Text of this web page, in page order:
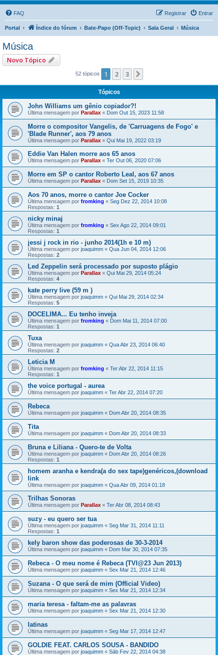
FAQ Entrar
Registrar
Portal Índice do fórum Bate-Papo (Off-Topic) Sala Geral Música
Música
Novo Tópico
52 tópicos 1 2 3
Tópicos
John Williams um gênio copiador?!
Última mensagem por Parallax « Dom Out 15, 2023 11:58
Morre o compositor Vangelis, de 'Carruagens de Fogo' e
'Blade Runner', aos 79 anos
Última mensagem por Parallax « Qui Mai 19, 2022 03:19
Eddie Van Halen morre aos 65 anos
Última mensagem por Parallax « Ter Out 06, 2020 07:06
Morre em SP o cantor Roberto Leal, aos 67 anos
Última mensagem por Parallax « Dom Set 15, 2019 10:35
Aos 70 anos, morre o cantor Joe Cocker
Última mensagem por fromking « Seg Dez 22, 2014 10:08
Respostas: 1
nicky minaj
Última mensagem por fromking « Sex Ago 22, 2014 09:01
Respostas: 1
jessi j rock in rio - junho 2014(1h e 10 m)
Última mensagem por joaquimm « Qua Jun 04, 2014 12:06
Respostas: 2
Led Zeppelin será processado por suposto plágio
Última mensagem por Parallax « Qui Mai 29, 2014 05:24
Respostas: 4
kate perry live (59 m )
Última mensagem por joaquimm « Qui Mai 29, 2014 02:34
Respostas: 5
DOCELIMA... Eu tenho inveja
Última mensagem por fromking « Dom Mai 11, 2014 07:00
Respostas: 1
Tuxa
Última mensagem por joaquimm « Qua Abr 23, 2014 06:40
Respostas: 2
Leticia M
Última mensagem por fromking « Ter Abr 22, 2014 11:15
Respostas: 1
the voice portugal - aurea
Última mensagem por joaquimm « Ter Abr 22, 2014 07:20
Rebeca
Última mensagem por joaquimm « Dom Abr 20, 2014 08:35
Tita
Última mensagem por joaquimm « Dom Abr 20, 2014 08:33
Bruna e Liliana - Quero-te de Volta
Última mensagem por joaquimm « Dom Abr 20, 2014 08:26
Respostas: 1
homem aranha e kendra(a do sex tape)genéricos,(download
link
Última mensagem por joaquimm « Qua Abr 09, 2014 01:18
Trilhas Sonoras
Última mensagem por Parallax « Ter Abr 08, 2014 08:43
suzy - eu quero ser tua
Última mensagem por joaquimm « Seg Mar 31, 2014 11:11
Respostas: 1
kely baron show das poderosas de 30-3-2014
Última mensagem por joaquimm « Dom Mar 30, 2014 07:35
Rebeca - O meu nome é Rebeca (TVI@23 Jun 2013)
Última mensagem por joaquimm « Sex Mar 21, 2014 12:46
Suzana - O que será de mim (Official Video)
Última mensagem por joaquimm « Sex Mar 21, 2014 12:34
maria teresa - faltam-me as palavras
Última mensagem por joaquimm « Sex Mar 21, 2014 12:30
latinas
Última mensagem por joaquimm « Seg Mar 17, 2014 12:47
GOLDIE FEAT. CARLOS SOUSA - BANDIDO
Última mensagem por joaquimm « Sáb Fev 22, 2014 04:38